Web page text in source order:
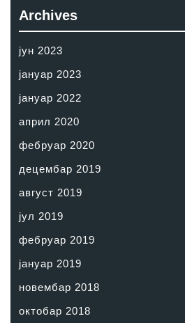
Archives
јун 2023
јануар 2023
јануар 2022
април 2020
фебруар 2020
децембар 2019
август 2019
јул 2019
фебруар 2019
јануар 2019
новембар 2018
октобар 2018